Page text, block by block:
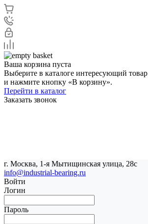
Ваша корзина пуста
Выберите в каталоге интересующий товар
и нажмите кнопку «В корзину».
Перейти в каталог
Заказать звонок
г. Москва, 1-я Мытищинская улица, 28с
info@industrial-bearing.ru
Войти
Логин
Пароль